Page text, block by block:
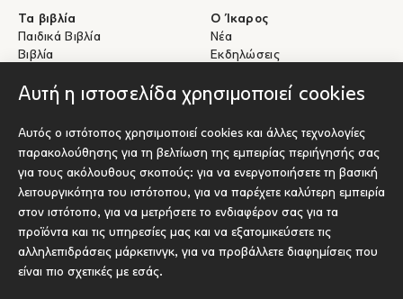
Αυτή η ιστοσελίδα χρησιμοποιεί cookies
Αυτός ο ιστότοπος χρησιμοποιεί cookies και άλλες τεχνολογίες
παρακολούθησης για τη βελτίωση της εμπειρίας περιήγησής σας
για τους ακόλουθους σκοπούς: για να ενεργοποιήσετε τη βασική
λειτουργικότητα του ιστότοπου, για να παρέχετε καλύτερη εμπειρία
στον ιστότοπο, για να μετρήσετε το ενδιαφέρον σας για τα
προϊόντα και τις υπηρεσίες μας και να εξατομικεύσετε τις
αλληλεπιδράσεις μάρκετινγκ, για να προβάλλετε διαφημίσεις που
είναι πιο σχετικές με εσάς.
Τα βιβλία
Παιδικά Βιβλία
Βιβλία
Ο Ίκαρος
Νέα
Εκδηλώσεις
Βοήθεια
Αποστολές & Επιστροφές
Πληρωμές & Ασφάλεια
Σχετικά με τα eBooks
Επικοινωνία
Για Συγγραφείς
Υποβολή έργου προς έκδοση
Socials